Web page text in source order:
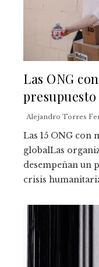
Las ONG
Alejandro Torres
Las 15 ONG con
globalLas
desempeñan un
crisis